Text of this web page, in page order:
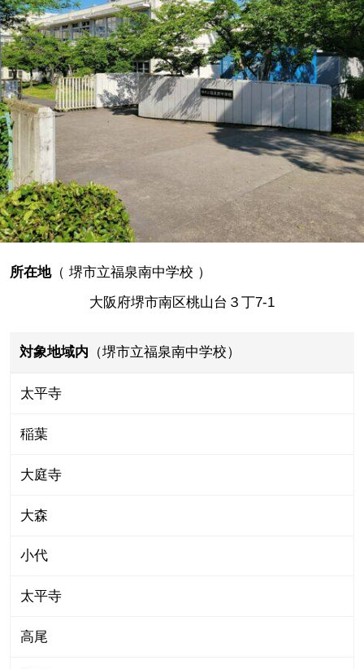
所在地（ 堺市立福泉南中学校 ）
大阪府堺市南区桃山台３丁7-1
対象地域内 （堺市立福泉南中学校）
太平寺
稲葉
大庭寺
大森
小代
太平寺
高尾